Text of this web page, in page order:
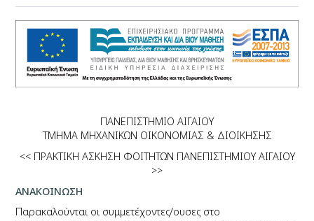
ΠΑΝΕΠΙΣΤΗΜΙΟ ΑΙΓΑΙΟΥ
ΤΜΗΜΑ ΜΗΧΑΝΙΚΩΝ ΟΙΚΟΝΟΜΙΑΣ & ΔΙΟΙΚΗΣΗΣ
<< ΠΡΑΚΤΙΚΗ ΑΣΚΗΣΗ ΦΟΙΤΗΤΩΝ ΠΑΝΕΠΙΣΤΗΜΙΟΥ ΑΙΓΑΙΟΥ
>>
ΑΝΑΚΟΙΝΩΣΗ
Παρακαλούνται οι συμμετέχοντες/ουσες στο